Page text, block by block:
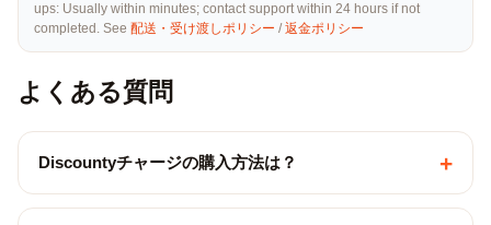
ups: Usually within minutes; contact support within 24 hours if not
completed. See 配送・受け渡しポリシー /返金ポリシー
よくある質問
Discountyチャージの購入方法は？ +